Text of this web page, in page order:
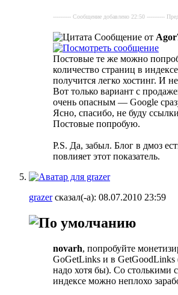
---------- Сообщение добавлено 22:50 ----------
Сообщение от
Постовые те же можно
количество страниц в
получится легко хостинг. И
Вот только вариант с
очень опасным — Google
Ясно, спасибо, не буду
Постовые попробую.
P.S. Да, забыл. Блог в дмоз
повлияет этот показатель.
grazerсказал(-а): 08.07.2010 23:59
novarh, попробуйте
GoGetLinks и в GetGoodLinks
надо хотя бы). Со столькими
индексе можно неплохо